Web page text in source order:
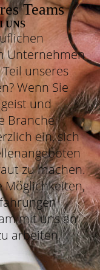
Teams
UNS
Unternehmen
unseres
Wenn Sie
und
Branche
ein, sich
zu machen.
Möglichkeiten,
mit uns an
arbeiten.